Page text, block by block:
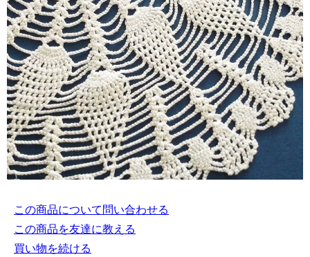
この商品について問い合わせる
この商品を友達に教える
買い物を続ける